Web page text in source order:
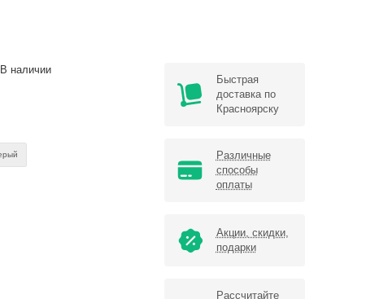
В наличии
Быстрая
доставка по
Красноярску
Различные
способы
оплаты
Акции, скидки,
подарки
Рассчитайте